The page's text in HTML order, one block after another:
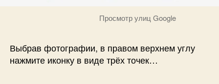
Просмотр улиц Google
Выбрав фотографии, в правом верхнем углу
нажмите иконку в виде трёх точек…